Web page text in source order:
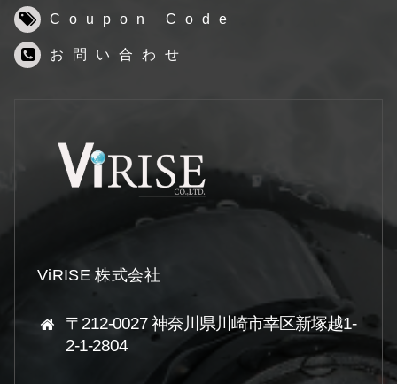
Coupon Code
お問い合わせ
ViRISE 株式会社
〒212-0027 神奈川県川崎市幸区新塚越1-
2-1-2804